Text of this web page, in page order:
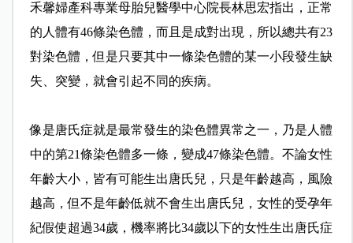
禾馨婦產科專業母胎兒醫學中心院長林思宏指出，正常
的人體有46條染色體，而且是成對出現，所以總共有23
對染色體，但是只要其中一條染色體的某一小段發生缺
失、突變，就會引起不同的疾病。
像是唐氏症就是最常發生的染色體異常之一，乃是人體
中的第21條染色體多一條，變成47條染色體。不論女性
年齡大小，皆有可能生出唐氏兒，只是年齡越高，風險
越高，但不是年齡低就不會生出唐氏兒，女性的受孕年
紀假使超過34歲，機率將比34歲以下的女性生出唐氏症